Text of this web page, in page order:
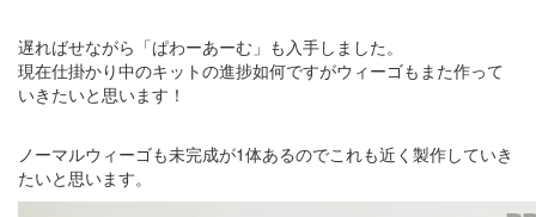
遅ればせながら「ぱわーあーむ」も入手しました。
現在仕掛かり中のキットの進捗如何ですがウィーゴもまた作って
いきたいと思います！
ノーマルウィーゴも未完成が1体あるのでこれも近く製作していき
たいと思います。